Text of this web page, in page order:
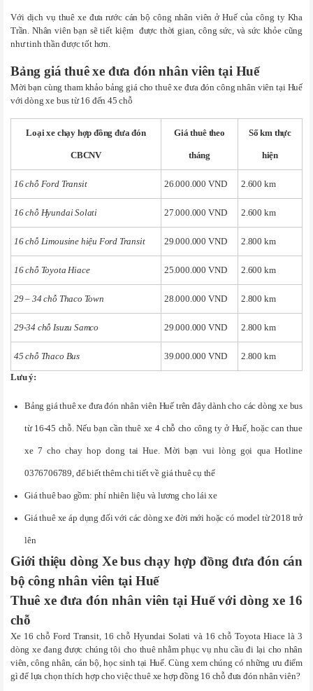
Với dịch vụ thuê xe đưa rước cán bộ công nhân viên ở Huế của công ty Kha
Trần. Nhân viên bạn sẽ tiết kiệm được thời gian, công sức, và sức khỏe cũng
như tinh thần được tốt hơn.
Bảng giá thuê xe đưa đón nhân viên tại Huế
Mời bạn cùng tham khảo bảng giá cho thuê xe đưa đón công nhân viên tại Huế
với dòng xe bus từ 16 đến 45 chỗ
Loại xe chạy hợp đồng đưa đón
CBCNV
Giá thuê theo
tháng
Số km thực
hiện
16 chỗ Ford Transit 26.000.000 VND 2.600 km
16 chỗ Hyundai Solati 27.000.000 VND 2.600 km
16 chỗ Limousine hiệu Ford Transit 29.000.000 VND 2.800 km
16 chỗ Toyota Hiace 25.000.000 VND 2.600 km
29 – 34 chỗ Thaco Town 28.000.000 VND 2.800 km
29-34 chỗ Isuzu Samco 29.000.000 VND 2.800 km
45 chỗ Thaco Bus 39.000.000 VND 2.800 km
Lưu ý:
Bảng giá thuê xe đưa đón nhân viên Huế trên đây dành cho các dòng xe bus
từ 16-45 chỗ. Nếu bạn cần thuê xe 4 chỗ cho công ty ở Huế, hoặc can thue
xe 7 cho chay hop dong tai Hue. Mời bạn vui lòng gọi qua Hotline
0376706789, để biết thêm chi tiết về giá thuê cụ thể
Giá thuê bao gồm: phí nhiên liệu và lương cho lái xe
Giá thuê xe áp dụng đối với các dòng xe đời mới hoặc có model từ 2018 trở
lên
Giới thiệu dòng Xe bus chạy hợp đồng đưa đón cán
bộ công nhân viên tại Huế
Thuê xe đưa đón nhân viên tại Huế với dòng xe 16
chỗ
Xe 16 chỗ Ford Transit, 16 chỗ Hyundai Solati và 16 chỗ Toyota Hiace là 3
dòng xe đang được chúng tôi cho thuê nhằm phục vụ nhu cầu đi lại cho nhân
viên, công nhân, cán bộ, học sinh tại Huế. Cùng xem chúng có những ưu điểm
gì để lựa chọn thích hợp cho việc thuê xe hợp đồng 16 chỗ đưa đón nhân viên?